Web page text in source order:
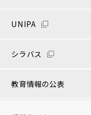
UNIPA
シラバス
教育情報の公表